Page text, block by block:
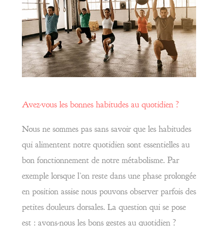
Avez-vous les bonnes habitudes au quotidien ?
Nous ne sommes pas sans savoir que les habitudes
qui alimentent notre quotidien sont essentielles au
bon fonctionnement de notre métabolisme. Par
exemple lorsque l’on reste dans une phase prolongée
en position assise nous pouvons observer parfois des
petites douleurs dorsales. La question qui se pose
est : avons-nous les bons gestes au quotidien ?